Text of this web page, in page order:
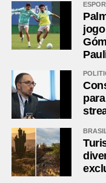
FICHA
TÉCNICA
Partida
Competição
Copa
Local
Data
6 de
Horário
20h
Cartões
amarelos
Juan